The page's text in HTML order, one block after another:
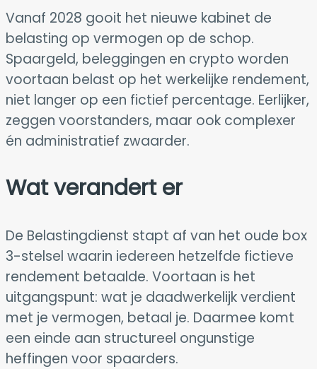
Vanaf 2028 gooit het nieuwe kabinet de
belasting op vermogen op de schop.
Spaargeld, beleggingen en crypto worden
voortaan belast op het werkelijke rendement,
niet langer op een fictief percentage. Eerlijker,
zeggen voorstanders, maar ook complexer
én administratief zwaarder.
Wat verandert er
De Belastingdienst stapt af van het oude box
3-stelsel waarin iedereen hetzelfde fictieve
rendement betaalde. Voortaan is het
uitgangspunt: wat je daadwerkelijk verdient
met je vermogen, betaal je. Daarmee komt
een einde aan structureel ongunstige
heffingen voor spaarders.